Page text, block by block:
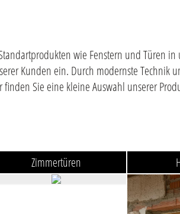
wie Fenstern und Türen in
Kunden ein. Durch modernste Technik
Sie eine kleine Auswahl unserer
Zimmertüren